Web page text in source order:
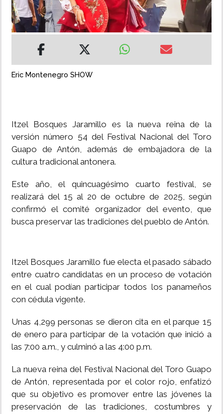
INSÓLITAS
MULTIMEDIA
Eric Montenegro SHOW
Itzel Bosques Jaramillo es la nueva reina de la
versión número 54 del Festival Nacional del Toro
Guapo de Antón, además de embajadora de la
cultura tradicional antonera.
Este año, el quincuagésimo cuarto festival, se
realizará del 15 al 20 de octubre de 2025, según
confirmó el comité organizador del evento, que
busca preservar las tradiciones del pueblo de Antón.
Itzel Bosques Jaramillo fue electa el pasado sábado
entre cuatro candidatas en un proceso de votación
en el cual podían participar todos los panameños
con cédula vigente.
Unas 4,299 personas se dieron cita en el parque 15
de enero para participar de la votación que inició a
las 7:00 a.m., y culminó a las 4:00 p.m.
La nueva reina del Festival Nacional del Toro Guapo
de Antón, representada por el color rojo, enfatizó
que su objetivo es promover entre las jóvenes la
preservación de las tradiciones, costumbres y